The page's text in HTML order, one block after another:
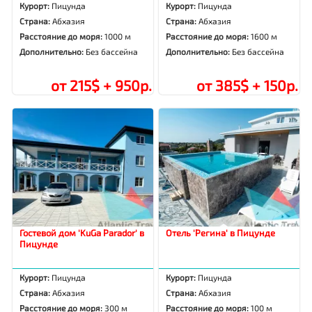
Курорт: Пицунда
Страна:Абхазия
Расстояние до моря:1000 м
Дополнительно: Без бассейна
от 215$ + 950р.
Курорт: Пицунда
Страна:Абхазия
Расстояние до моря:1600 м
Дополнительно: Без бассейна
от 385$ + 150р.
Гостевой дом 'KuGa Parador' в
Пицунде
Курорт: Пицунда
Страна:Абхазия
Расстояние до моря: 300 м
Отель 'Регина' в Пицунде
Курорт: Пицунда
Страна:Абхазия
Расстояние до моря:100 м